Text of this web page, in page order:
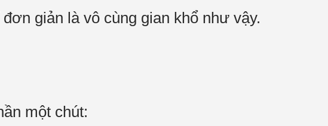
giản là vô cùng gian khổ như vậy.
một chút: